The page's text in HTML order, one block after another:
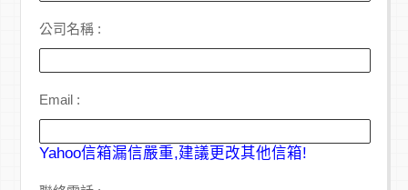
公司名稱 :
Email :
Yahoo信箱漏信嚴重,建議更改其他信箱!